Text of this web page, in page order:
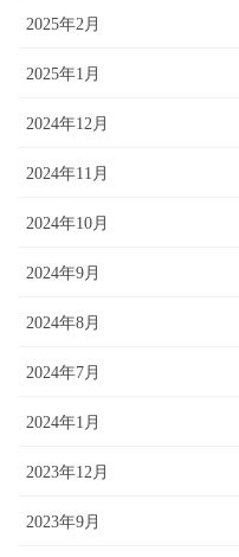
2025年2月
2025年1月
2024年12月
2024年11月
2024年10月
2024年9月
2024年8月
2024年7月
2024年1月
2023年12月
2023年9月